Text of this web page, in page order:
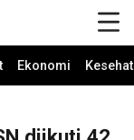
Ekonomi